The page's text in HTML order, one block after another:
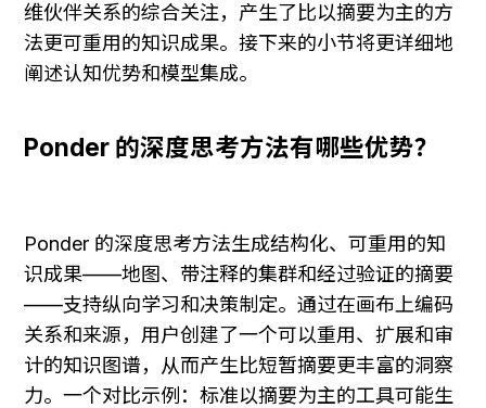
维伙伴关系的综合关注，产生了比以摘要为主的方
法更可重用的知识成果。接下来的小节将更详细地
阐述认知优势和模型集成。
Ponder 的深度思考方法有哪些优势？
Ponder 的深度思考方法生成结构化、可重用的知
识成果——地图、带注释的集群和经过验证的摘要
——支持纵向学习和决策制定。通过在画布上编码
关系和来源，用户创建了一个可以重用、扩展和审
计的知识图谱，从而产生比短暂摘要更丰富的洞察
力。一个对比示例：标准以摘要为主的工具可能生